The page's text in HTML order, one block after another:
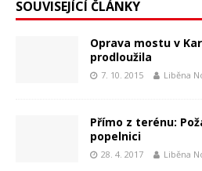
SOUVISEJÍCÍ ČLÁNKY
Oprava mostu v
prodloužila
7. 10. 2015 Liběna
Přímo z terénu:
popelnici
28. 4. 2017 Liběna